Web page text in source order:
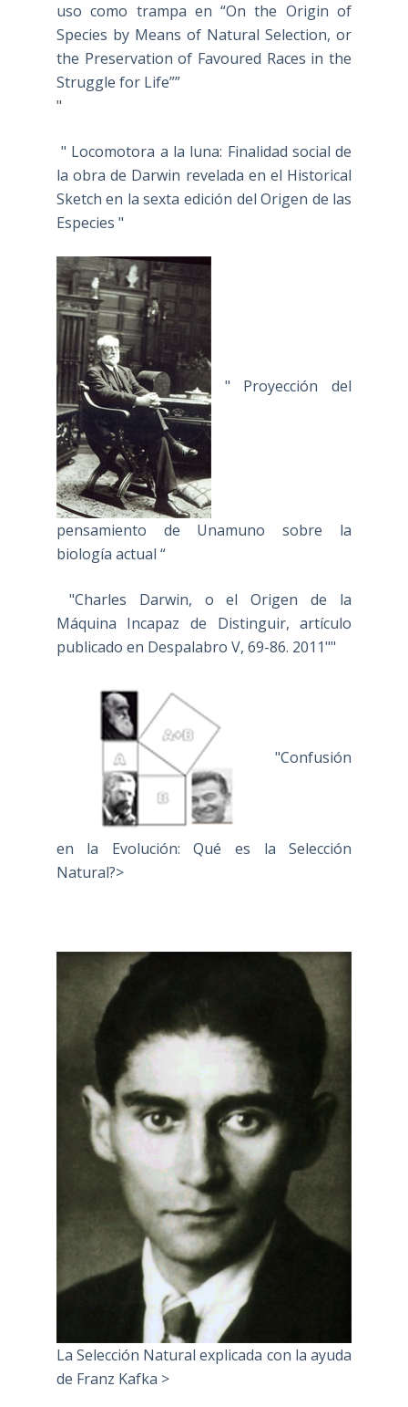
uso como trampa en “On the Origin of
Species by Means of Natural Selection, or
the Preservation of Favoured Races in the
Struggle for Life””
"
" Locomotora a la luna: Finalidad social de
la obra de Darwin revelada en el Historical
Sketch en la sexta edición del Origen de las
Especies "
" Proyección del
pensamiento de Unamuno sobre la
biología actual “
"Charles Darwin, o el Origen de la
Máquina Incapaz de Distinguir, artículo
publicado en Despalabro V, 69-86. 2011""
"Confusión
en la Evolución: Qué es la Selección
Natural?>
La Selección Natural explicada con la ayuda
de Franz Kafka >